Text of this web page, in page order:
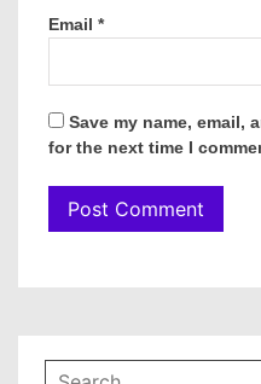
Email *
Save my name, email,
for the next time I